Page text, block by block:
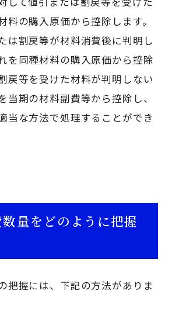
料の購入原価から控除します。
は割戻等が材料消費後に判明し
を同種材料の購入原価から控除
戻等を受けた材料が判明しない
当期の材料副費等から控除し、
当な方法で処理することができ
量をどのように把握
把握には、下記の方法がありま